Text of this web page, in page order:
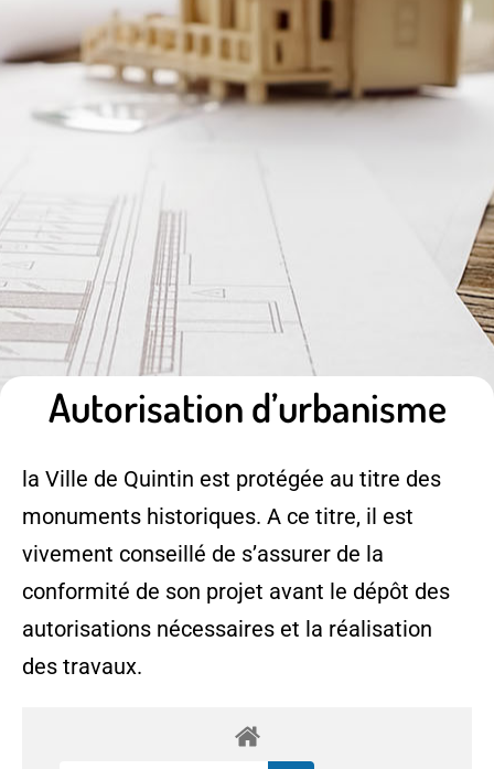
Autorisation d’urbanisme
la Ville de Quintin est protégée au titre des
monuments historiques. A ce titre, il est
vivement conseillé de s’assurer de la
conformité de son projet avant le dépôt des
autorisations nécessaires et la réalisation
des travaux.